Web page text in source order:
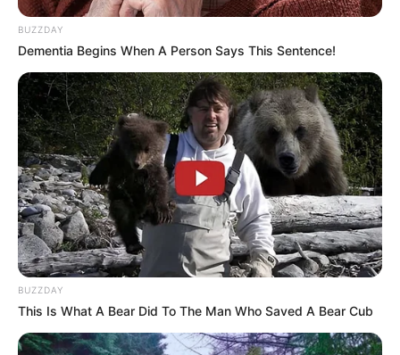
BUZZDAY
Dementia Begins When A Person Says This Sentence!
BUZZDAY
This Is What A Bear Did To The Man Who Saved A Bear Cub